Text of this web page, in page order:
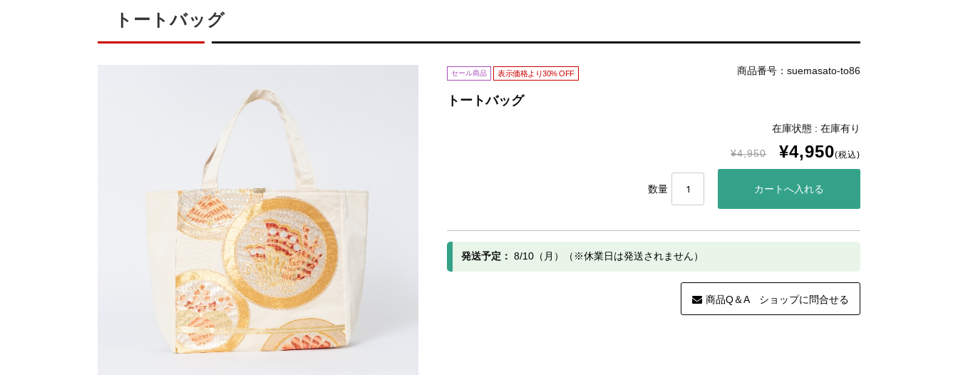
トートバッグ
セール商品 表示価格より30% OFF 商品番号：suemasato-to86
トートバッグ
在庫状態 : 在庫有り
¥4,950 ¥4,950(税込)
数量
発送予定： 8/10（月）（※休業日は発送されません）
商品Q＆A ショップに問合せる